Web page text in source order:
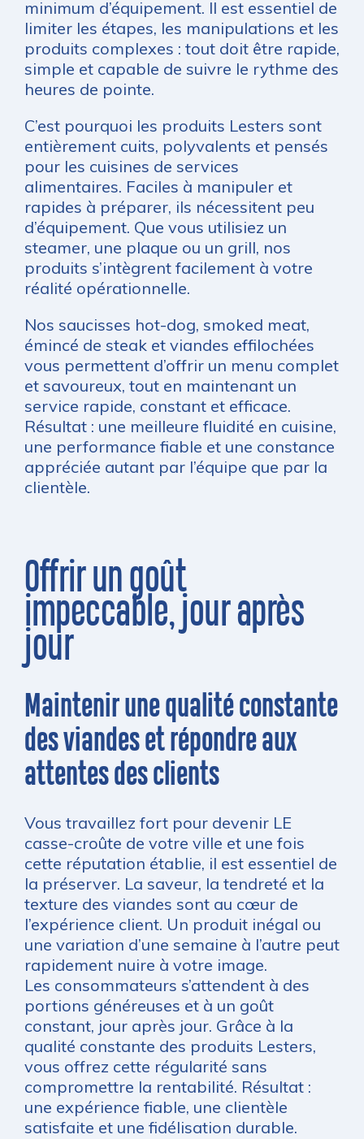
minimum d’équipement. Il est essentiel de
limiter les étapes, les manipulations et les
produits complexes : tout doit être rapide,
simple et capable de suivre le rythme des
heures de pointe.
C’est pourquoi les produits Lesters sont
entièrement cuits, polyvalents et pensés
pour les cuisines de services
alimentaires. Faciles à manipuler et
rapides à préparer, ils nécessitent peu
d’équipement. Que vous utilisiez un
steamer, une plaque ou un grill, nos
produits s’intègrent facilement à votre
réalité opérationnelle.
Nos saucisses hot-dog, smoked meat,
émincé de steak et viandes effilochées
vous permettent d’offrir un menu complet
et savoureux, tout en maintenant un
service rapide, constant et efficace.
Résultat : une meilleure fluidité en cuisine,
une performance fiable et une constance
appréciée autant par l’équipe que par la
clientèle.
Offrir un goût
impeccable, jour après
jour
Maintenir une qualité constante
des viandes et répondre aux
attentes des clients
Vous travaillez fort pour devenir LE
casse-croûte de votre ville et une fois
cette réputation établie, il est essentiel de
la préserver. La saveur, la tendreté et la
texture des viandes sont au cœur de
l’expérience client. Un produit inégal ou
une variation d’une semaine à l’autre peut
rapidement nuire à votre image.
Les consommateurs s’attendent à des
portions généreuses et à un goût
constant, jour après jour. Grâce à la
qualité constante des produits Lesters,
vous offrez cette régularité sans
compromettre la rentabilité. Résultat :
une expérience fiable, une clientèle
satisfaite et une fidélisation durable.